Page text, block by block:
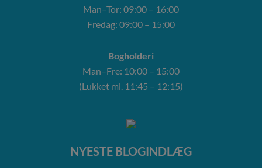
Man–Tor: 09:00 – 16:00
Fredag: 09:00 – 15:00
Bogholderi
Man–Fre: 10:00 – 15:00
(Lukket ml. 11:45 – 12:15)
NYESTE BLOGINDLÆG